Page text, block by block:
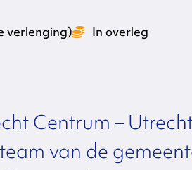
verlenging)
In overleg
Centrum –
van de